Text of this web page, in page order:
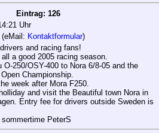
Eintrag: 126
Uhr
Kontaktformular)
and racing fans!
a good 2005 racing season.
O-250/OSY-400 to Nora 6/8-05 and the
Championship.
week after Mora F250.
and visit the Beautiful town Nora in
Entry fee for drivers outside Sweden is
PeterS